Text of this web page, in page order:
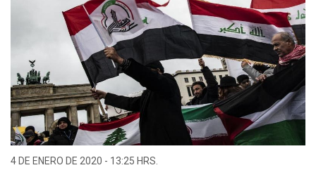
4 DE ENERO DE 2020 - 13:25 HRS.